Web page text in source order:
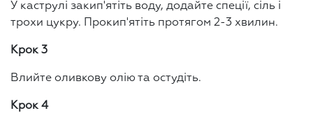
У каструлі закип'ятіть воду, додайте спеції, сіль і
трохи цукру. Прокип'ятіть протягом 2-3 хвилин.
Крок 3
Влийте оливкову олію та остудіть.
Крок 4